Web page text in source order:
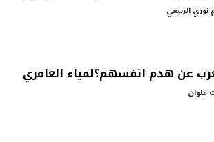
نوري الربيعي
عن هدم انفسهم؟لمياء العامري
علوان